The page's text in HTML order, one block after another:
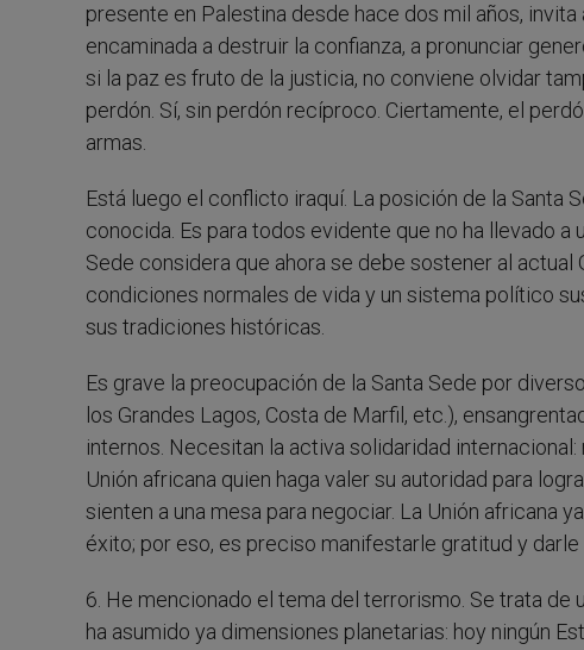
presente en Palestina desde hace dos mil años,
encaminada a destruir la confianza, a pronunciar
si la paz es fruto de la justicia, no conviene olvidar
perdón. Sí, sin perdón recíproco. Ciertamente, el
armas.
Está luego el conflicto iraquí. La posición de la
conocida. Es para todos evidente que no ha llevado a
Sede considera que ahora se debe sostener al
condiciones normales de vida y un sistema político
sus tradiciones históricas.
Es grave la preocupación de la Santa Sede por
los Grandes Lagos, Costa de Marfil, etc.),
internos. Necesitan la activa solidaridad
Unión africana quien haga valer su autoridad para
sienten a una mesa para negociar. La Unión africana
éxito; por eso, es preciso manifestarle gratitud y darle
6. He mencionado el tema del terrorismo. Se trata
ha asumido ya dimensiones planetarias: hoy ningún